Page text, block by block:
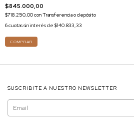
$845.000,00
$718.250,00conTransferencia o depósito
6cuotas sin interés de $140.833,33
COMPRAR
SUSCRIBITE A NUESTRO NEWSLETTER